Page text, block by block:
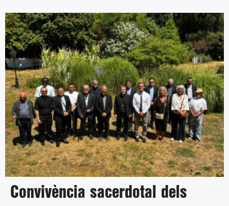
Convivència sacerdotal dels